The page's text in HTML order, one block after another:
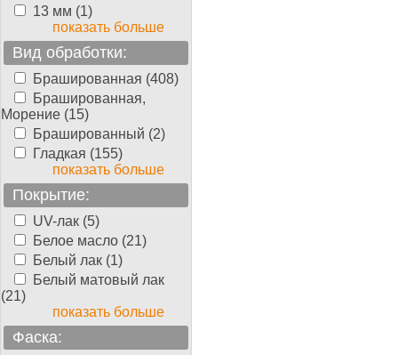
13 мм (1)
показать больше
Вид обработки:
Брашированная (408)
Брашированная,
Морение (15)
Брашированный (2)
Гладкая (155)
показать больше
Покрытие:
UV-лак (5)
Белое масло (21)
Белый лак (1)
Белый матовый лак
(21)
показать больше
Фаска: